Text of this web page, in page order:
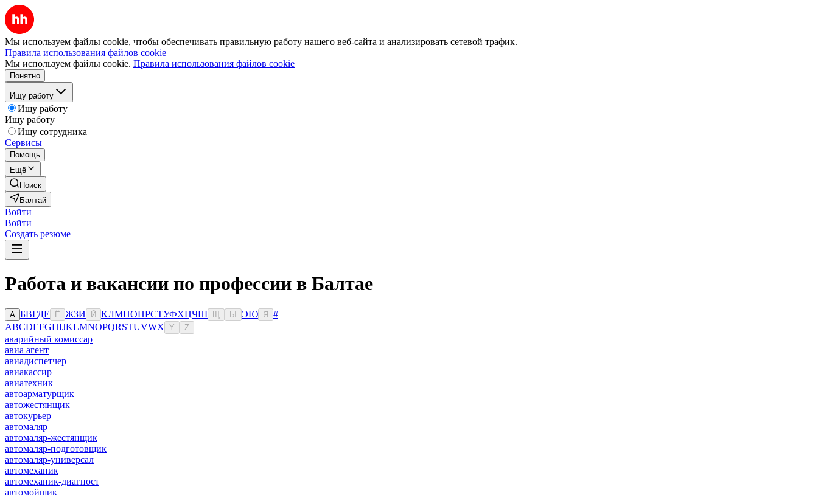
Мы используем файлы cookie, чтобы обеспечивать правильную работу нашего веб-сайта и анализировать сетевой трафик.
Правила использования файлов cookie
Мы используем файлы cookie. Правила использования файлов cookie
Понятно
Ищу работу
Ищу работу
Ищу работу
Ищу сотрудника
Сервисы
Помощь
Ещё
Поиск
Балтай
Войти
Войти
Создать резюме
Работа и вакансии по профессии в Балтае
А БВГДЕ Ё ЖЗИ Й КЛМНОПРСТУФХЦЧШ Ы ЭЮ Я
#
ABCDEFGHIJKLMNOPQRSTUVWX Y Z
аварийный комиссар
авиа агент
авиадиспетчер
авиакассир
авиатехник
автоарматурщик
автожестянщик
автокурьер
автомаляр
автомаляр-жестянщик
автомаляр-подготовщик
автомаляр-универсал
автомеханик
автомеханик-диагност
автомойщик